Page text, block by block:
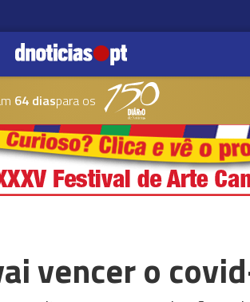
64 diaspara os
vencer o